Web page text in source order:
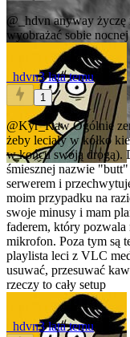
@_hdvnanyway życzę
wyobrażać sobie
_hdvn3 lata temu
1
@Kyr_KawOgólnie
żeby leciały w kółko
w końcu swoją drogą).
śmiesznej nazwie
serwerem i
moim przypadku na
swoje minusy i mam
faderem, który pozwala
mikrofon. Poza tym są
playlista leci z VLC
usuwać, przesuwać
rzeczy to cały setup
_hdvn3 lata temu